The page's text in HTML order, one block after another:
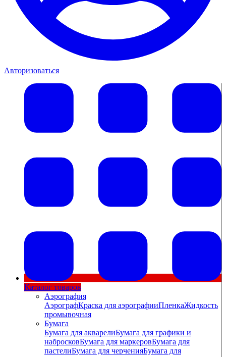
Авторизоваться
Каталог товаров
Аэрография
АэрографКраска для аэрографииПленкаЖидкость
промывочная
Бумага
Бумага для акварелиБумага для графики и
набросковБумага для маркеровБумага для
пастелиБумага для черченияБумага для